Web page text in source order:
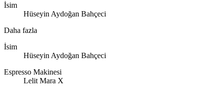
İsim
Hüseyin Aydoğan Bahçeci
Daha fazla
İsim
Hüseyin Aydoğan Bahçeci
Espresso Makinesi
Lelit Mara X